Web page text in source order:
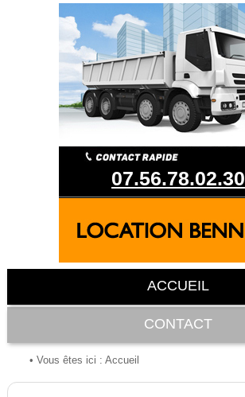
07.56.78.02.30
ACCUEIL
CONTACT
• Vous êtes ici : Accueil